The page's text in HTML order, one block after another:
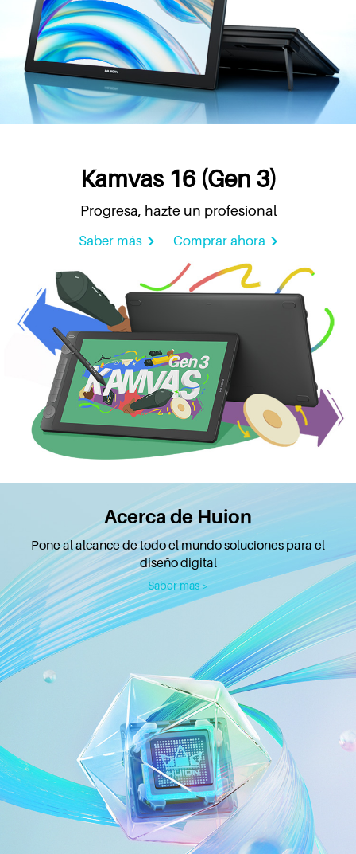
Kamvas 16 (Gen 3)
Progresa, hazte un profesional
Saber más Comprar ahora
Acerca de Huion
Pone al alcance de todo el mundo soluciones para el
diseño digital
Saber más >